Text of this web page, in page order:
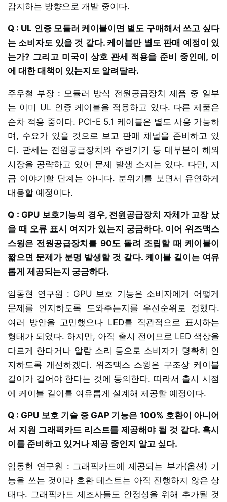
감지하는 방향으로 개발 중이다.
Q : UL 인증 모듈러 케이블이면 별도 구매해서 쓰고 싶다
는 소비자도 있을 것 같다. 케이블만 별도 판매 예정이 있
는가? 그리고 미국이 상호 관세 적용을 준비 중인데, 이
에 대한 대책이 있는지도 알려달라.
주우철 부장 : 모듈러 방식 전원공급장치 제품 중 일부
는 이미 UL 인증 케이블을 적용하고 있다. 다른 제품은
순차 적용 중이다. PCI-E 5.1 케이블은 별도 사용 가능하
며, 수요가 있을 것으로 보고 판매 채널을 준비하고 있
다. 관세는 전원공급장치와 주변기기 등 대부분이 해외
시장을 공략하고 있어 문제 발생 소지는 있다. 다만, 지
금 이야기할 단계는 아니다. 분위기를 보면서 유연하게
대응할 예정이다.
Q : GPU 보호기능의 경우, 전원공급장치 자체가 고장 났
을 때 오류 표시 여지가 있는지 궁금하다. 이어 위즈맥스
스윙은 전원공급장치를 90도 돌려 조립할 때 케이블이
짧으면 문제가 분명 발생할 것 같다. 케이블 길이는 여유
롭게 제공되는지 궁금하다.
임동현 연구원 : GPU 보호 기능은 소비자에게 어떻게
문제를 인지하도록 도와주는지를 우선순위로 정했다.
여러 방안을 고민했으나 LED를 직관적으로 표시하는
형태가 되었다. 하지만, 아직 출시 전이므로 LED 색상을
다르게 한다거나 알람 소리 등으로 소비자가 명확히 인
지하도록 개선하겠다. 위즈맥스 스윙은 구조상 케이블
길이가 길어야 한다는 것에 동의한다. 따라서 출시 시점
에 케이블 길이를 여유롭게 설계해 제공할 예정이다.
Q : GPU 보호 기술 중 GAP 기능은 100% 호환이 아니어
서 지원 그래픽카드 리스트를 제공해야 될 것 같다. 혹시
이를 준비하고 있거나 제공 중인지 알고 싶다.
임동현 연구원 : 그래픽카드에 제공되는 부가(옵션) 기
능을 쓰는 것이라 호환 테스트는 아직 진행하지 않은 상
태다. 그래픽카드 제조사들도 안정성을 위해 추가될 것